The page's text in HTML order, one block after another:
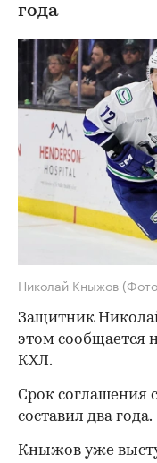
года
Николай Кныжов
Защитник
этом сообщается
КХЛ.
Срок соглашения
составил два года.
Кныжов уже